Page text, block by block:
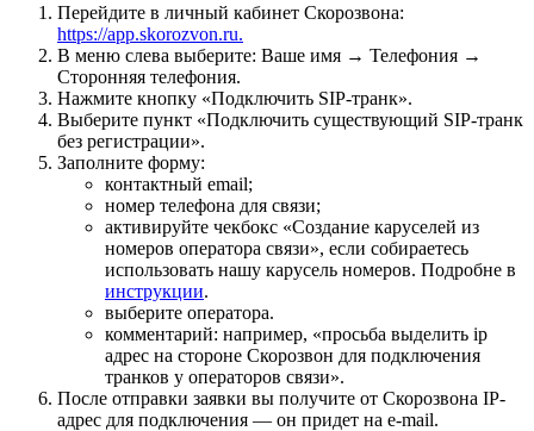
Перейдите в личный кабинет Скорозвона:
https://app.skorozvon.ru.
В меню слева выберите: Ваше имя → Телефония →
Сторонняя телефония.
Нажмите кнопку «Подключить SIP-транк».
Выберите пункт «Подключить существующий SIP-транк
без регистрации».
Заполните форму:
контактный email;
номер телефона для связи;
активируйте чекбокс «Создание каруселей из
номеров оператора связи», если собираетесь
использовать нашу карусель номеров. Подробне в
инструкции.
выберите оператора.
комментарий: например, «просьба выделить ip
адрес на стороне Скорозвон для подключения
транков у операторов связи».
После отправки заявки вы получите от Скорозвона IP-
адрес для подключения — он придет на e-mail.